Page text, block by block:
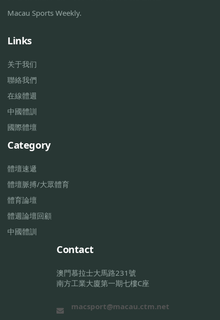
Macau Sports Weekly.
Links
关于我们
聯絡我們
在線體週
中國體訓
國際體壇
Category
體壇速遞
體壇脈搏/大眾體育
體育論壇
體週論壇回顧
中國體訓
Contact
澳門慕拉士大馬路231號
南方工業大廈第一期七樓C座
macsport@macau.ctm.net